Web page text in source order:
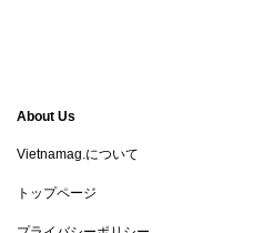
About Us
Vietnamag.について
トップページ